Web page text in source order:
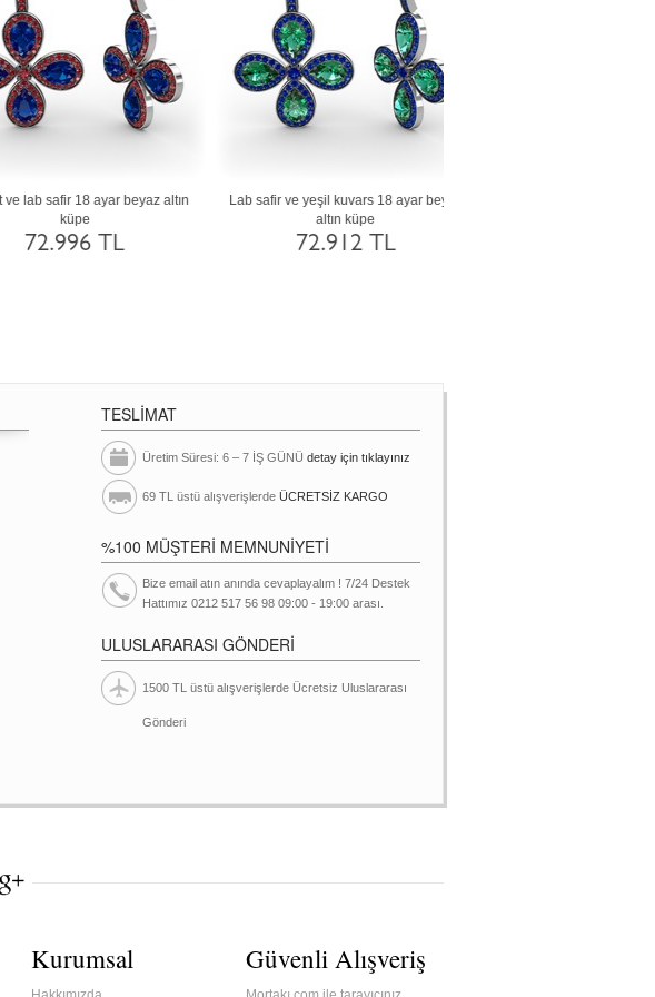
rodolit garnet 18 ayar altın
72.912 TL
Sitrin ve siyah zirkon 8 ayar rose altın küpe
26.617 TL
TESLİMAT
Üretim Süresi: 6 – 7 İŞ GÜNÜ detay için tıklayınız
69 TL üstü alışverişlerde ÜCRETSİZ KARGO
%100 MÜŞTERİ MEMNUNİYETİ
Bize email atın anında cevaplayalım ! 7/24 Destek
Hattımız 0212 517 56 98 09:00 - 19:00 arası.
ULUSLARARASI GÖNDERİ
1500 TL üstü alışverişlerde Ücretsiz Uluslararası
Gönderi
Kurumsal Güvenli Alışveriş